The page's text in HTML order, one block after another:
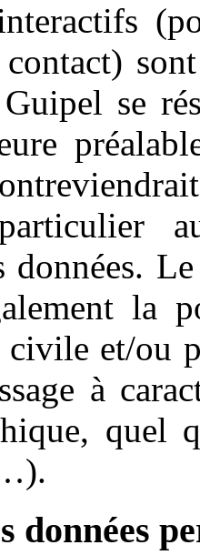
contact)
se
données.
la
et/ou
à
quel
données